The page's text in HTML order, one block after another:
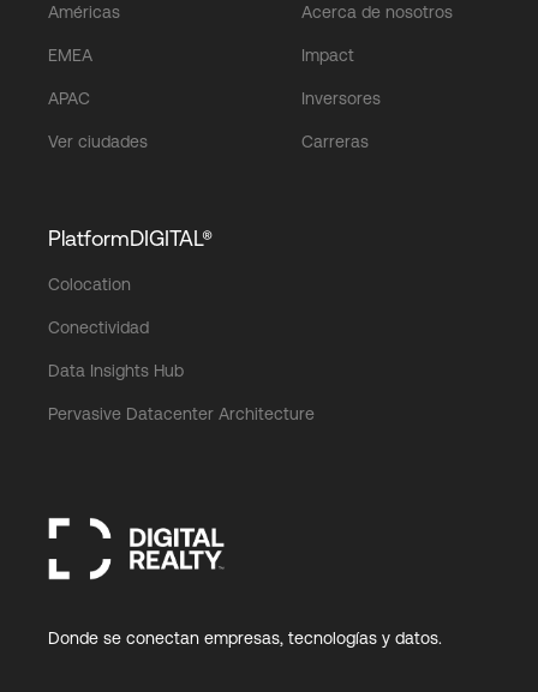
Américas
EMEA
APAC
Ver ciudades
Acerca de nosotros
Impact
Inversores
Carreras
PlatformDIGITAL®
Colocation
Conectividad
Data Insights Hub
Pervasive Datacenter Architecture
Donde se conectan empresas, tecnologías y datos.